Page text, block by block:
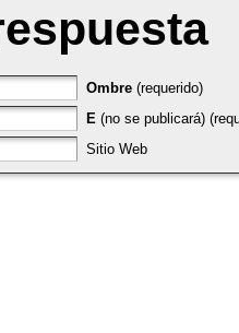
Ombre (requerido)
E (no se publicará)
Sitio Web